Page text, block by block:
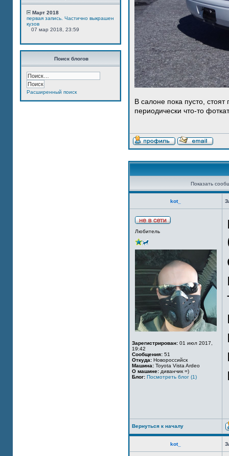
Март 2018
первая запись. Частично выкрашен
кузов
07 мар 2018, 23:59
Поиск блогов
Расширенный поиск
В салоне пока пусто,
периодически что-то
Показать
kot_
Любитель
Зарегистрирован: 01 июл 2017,
19:42
Сообщения: 51
Откуда: Новороссийск
Машина: Toyota Vista Ardeo
О машине: диванчик =)
Блог: Посмотреть блог (1)
Вернуться к началу
kot_